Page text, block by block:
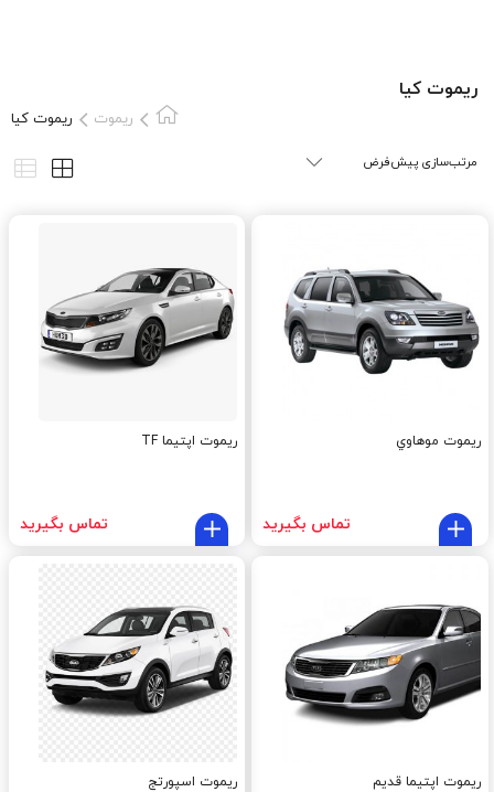
ريموت کيا
ریموت ريموت کيا
ريموت موهاوي
تماس بگیرید
ریموت اپتیما TF
تماس بگیرید
ریموت اپتیما قدیم ریموت اسپورتج